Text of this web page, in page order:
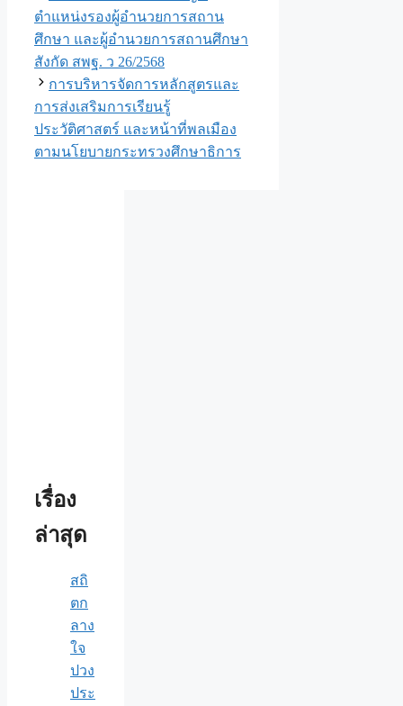
ตำแหน่งรองผู้อำนวยการสถาน
ศึกษา และผู้อำนวยการสถานศึกษา
สังกัด สพฐ. ว 26/2568
การบริหารจัดการหลักสูตรและ
การส่งเสริมการเรียนรู้
ประวัติศาสตร์ และหน้าที่พลเมือง
ตามนโยบายกระทรวงศึกษาธิการ
เรื่อง
ล่าสุด
สถิ
ตก
ลาง
ใจ
ปวง
ประ